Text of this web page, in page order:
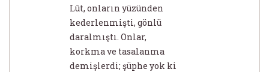
Lût, onların yüzünden
kederlenmişti, gönlü
daralmıştı. Onlar,
korkma ve tasalanma
demişlerdi; şüphe yok ki